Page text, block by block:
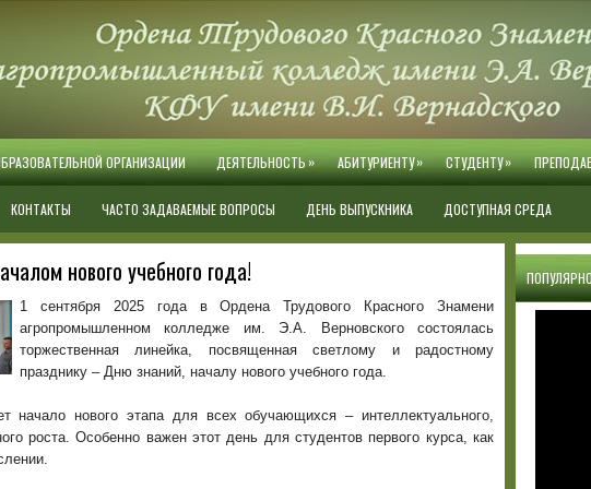
ОРГАНИЗАЦИИ ДЕЯТЕЛЬНОСТЬ» АБИТУРИЕНТУ» СТУДЕНТУ»
КОНТАКТЫ ЧАСТО ЗАДАВАЕМЫЕ ВОПРОСЫ ДЕНЬ ВЫПУСКНИКА ДОСТУПНАЯ СРЕДА
нового учебного года!
1 сентября 2025 года в Ордена Трудового Красного Знамени
агропромышленном колледже им. Э.А. Верновского состоялась
торжественная линейка, посвященная светлому и радостному
празднику – Дню знаний, началу нового учебного года.
начало нового этапа для всех обучающихся – интеллектуального,
роста. Особенно важен этот день для студентов первого курса, как